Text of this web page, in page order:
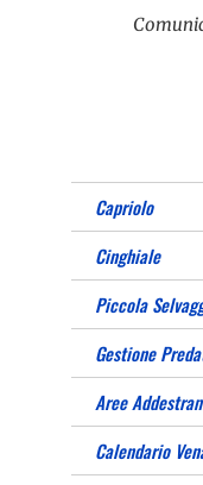
Capriolo
Cinghiale
Piccola
Gestione
Aree
Calendario